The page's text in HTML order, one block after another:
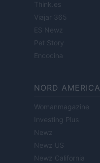
Think.es
Viajar 365
ES Newz
Pet Story
Encocina
NORD AMERICA
Womanmagazine
Investing Plus
Newz
Newz US
Newz California